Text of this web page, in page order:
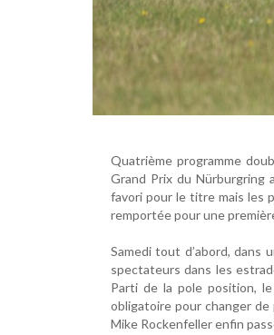
Quatrième programme
Grand Prix du Nürburgring
favori pour le titre mais les
remportée pour une
Samedi tout d’abord, dans
spectateurs dans les
Parti de la pole position,
obligatoire pour changer de
Mike Rockenfeller enfin